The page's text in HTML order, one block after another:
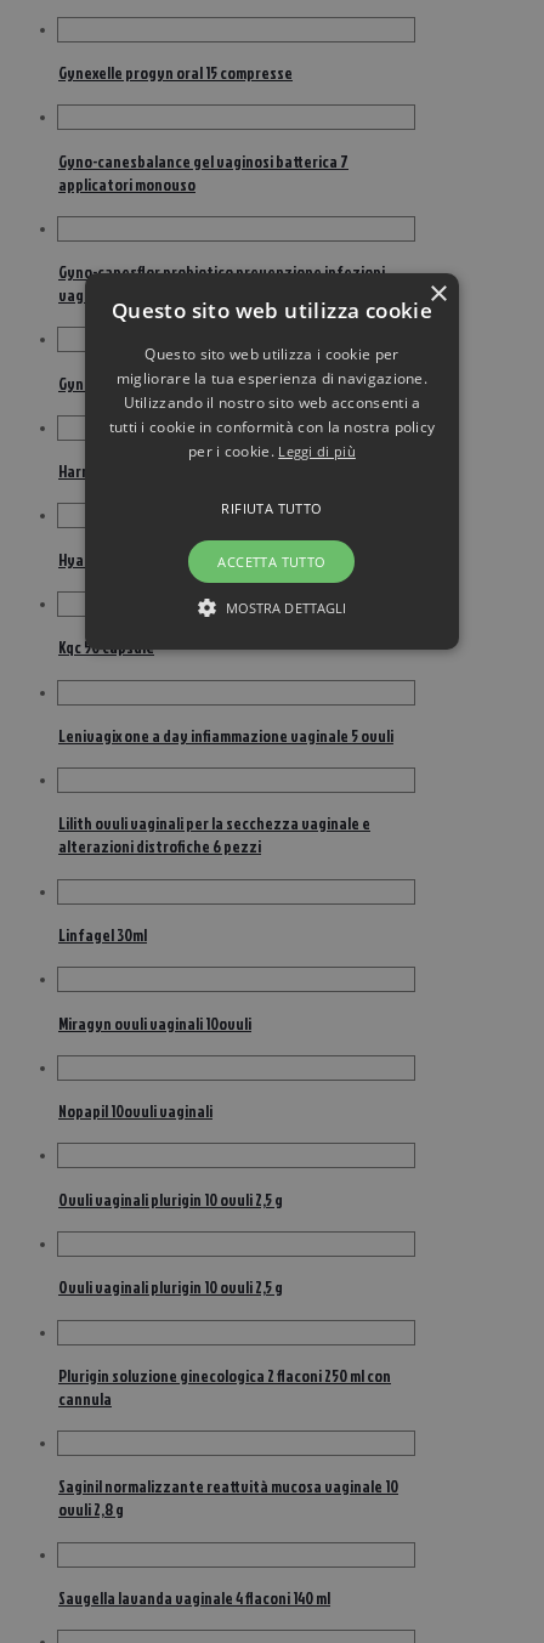
Gynexelle progyn oral 15 compresse
Gyno-canesbalance gel vaginosi batterica 7
applicatori monouso
Gyno-canesflor probiotico prevenzione infezioni
vaginali 10 capsule
Gynophilus 341 mg 14 capsule vaginali
Harmolya 30 capsule
Hyalo gyn ovuli vaginali 10 ovuli
Kqc 50 capsule
Lenivagix one a day infiammazione vaginale 5 ovuli
Lilith ovuli vaginali per la secchezza vaginale e
alterazioni distrofiche 6 pezzi
Linfagel 30ml
Miragyn ovuli vaginali 10ovuli
Nopapil 10ovuli vaginali
Ovuli vaginali plurigin 10 ovuli 2,5 g
Ovuli vaginali plurigin 10 ovuli 2,5 g
Plurigin soluzione ginecologica 2 flaconi 250 ml con
cannula
Saginil normalizzante reattvità mucosa vaginale 10
ovuli 2,8 g
Saugella lavanda vaginale 4 flaconi 140 ml
×
Questo sito web utilizza cookie
Questo sito web utilizza i cookie per
migliorare la tua esperienza di navigazione.
Utilizzando il nostro sito web acconsenti a
tutti i cookie in conformità con la nostra policy
per i cookie. Leggi di più
ACCETTA TUTTO
RIFIUTA TUTTO
MOSTRA DETTAGLI